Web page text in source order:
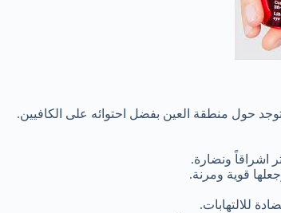
توجد حول منطقة العين بفضل احتوائه على الكافيين.
اشراقاً ونضارة.
قوية ومرنة.
للالتهابات.